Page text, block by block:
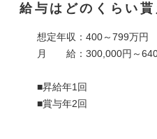
給与はどのくらい
想定年収：400～799万円
月 給：300,000円～
■昇給年1回
■賞与年2回